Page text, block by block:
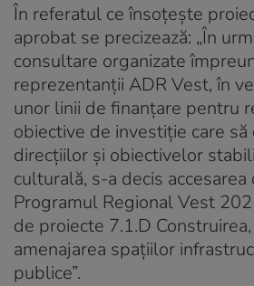
În referatul ce însoțește
aprobat se precizează: „În
consultare organizate
reprezentanții ADR Vest, în
unor linii de finanțare pentru
obiective de investiție care
direcțiilor și obiectivelor
culturală, s-a decis
Programul Regional Vest
de proiecte 7.1.D
amenajarea spațiilor
publice”.